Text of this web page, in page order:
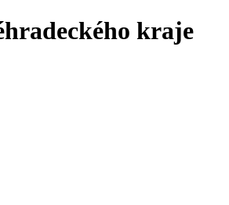
kraje